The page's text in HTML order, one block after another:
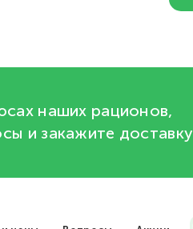
наших рационов,
и закажите доставку